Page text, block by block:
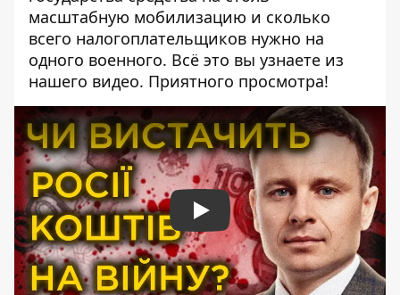
масштабную мобилизацию и сколько
всего налогоплательщиков нужно на
одного военного. Всё это вы узнаете из
нашего видео. Приятного просмотра!
Play